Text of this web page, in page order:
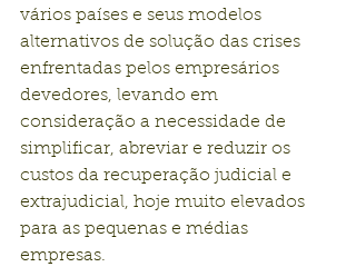
vários países e seus modelos
alternativos de solução das crises
enfrentadas pelos empresários
devedores, levando em
consideração a necessidade de
simplificar, abreviar e reduzir os
custos da recuperação judicial e
extrajudicial, hoje muito elevados
para as pequenas e médias
empresas.